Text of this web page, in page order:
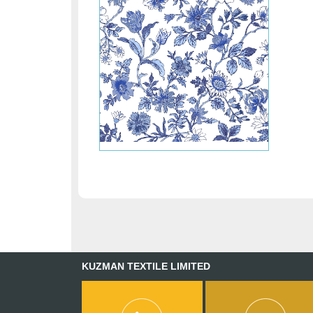
KUZMAN TEXTILE LIMITED